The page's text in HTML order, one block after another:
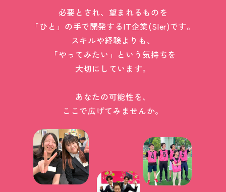
必要とされ、望まれるものを
「ひと」の手で開発するIT企業(SIer)です。
スキルや経験よりも、
「やってみたい」という気持ちを
大切にしています。
あなたの可能性を、
ここで広げてみませんか。